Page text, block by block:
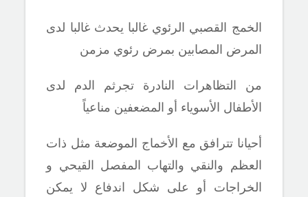
الخمج القصبي الرئوي غالبا يحدث غالبا لدى
المرض المصابين بمرض رئوي مزمن
من التظاهرات النادرة تجرثم الدم لدى
الأطفال الأسوياء أو المضعفين مناعياً
أحيانا تترافق مع الأخماج الموضعة مثل ذات
العظم والنقي والتهاب المفصل القيحي و
الخراجات أو على شكل اندفاع لا يمكن